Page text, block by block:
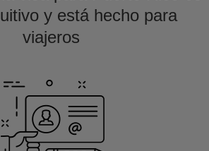
y está hecho para
viajeros